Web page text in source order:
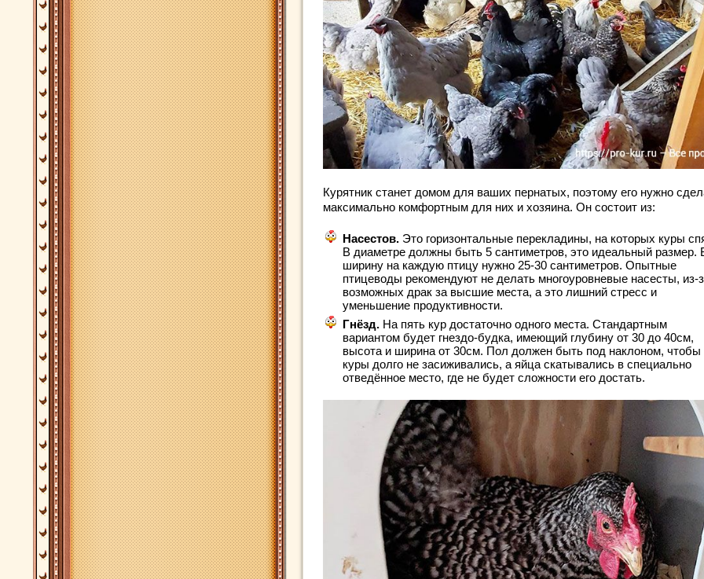
Курятник станет домом для ваших пернатых, поэтому его нужно
максимально комфортным для них и хозяина. Он состоит из:
Насестов. Это горизонтальные перекладины, на которых куры
В диаметре должны быть 5 сантиметров, это идеальный размер.
ширину на каждую птицу нужно 25-30 сантиметров. Опытные
птицеводы рекомендуют не делать многоуровневые насесты, из-
возможных драк за высшие места, а это лишний стресс и
уменьшение продуктивности.
Гнёзд. На пять кур достаточно одного места. Стандартным
вариантом будет гнездо-будка, имеющий глубину от 30 до 40см,
высота и ширина от 30см. Пол должен быть под наклоном, чтобы
куры долго не засиживались, а яйца скатывались в специально
отведённое место, где не будет сложности его достать.